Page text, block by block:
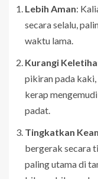
Lebih Aman:
secara selalu,
waktu lama.
Kurangi
pikiran pada kaki,
kerap
padat.
Tingkatkan
bergerak secara
paling utama di